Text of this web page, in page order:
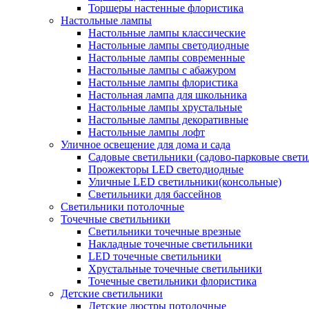
Торшеры настенные флористика
Настольные лампы
Настольные лампы классические
Настольные лампы светодиодные
Настольные лампы современные
Настольные лампы с абажуром
Настольные лампы флористика
Настольная лампа для школьника
Настольные лампы хрустальные
Настольные лампы декоративные
Настольные лампы лофт
Уличное освещение для дома и сада
Садовые светильники (садово-парковые
Прожекторы LED светодиодные
Уличные LED светильники(консольные)
Светильники для бассейнов
Светильники потолочные
Точечные светильники
Светильники точечные врезные
Накладные точечные светильники
LED точечные светильники
Хрустальные точечные светильники
Точечные светильники флористика
Детские светильники
Детские люстры потолочные